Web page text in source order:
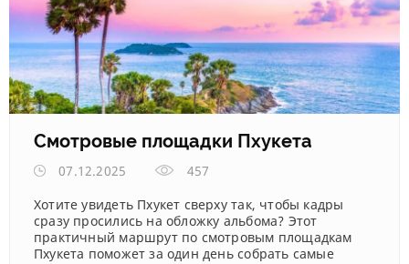
Смотровые площадки Пхукета
07.12.2025
457
Хотите увидеть Пхукет сверху так, чтобы кадры
сразу просились на обложку альбома? Этот
практичный маршрут по смотровым площадкам
Пхукета поможет за один день собрать самые